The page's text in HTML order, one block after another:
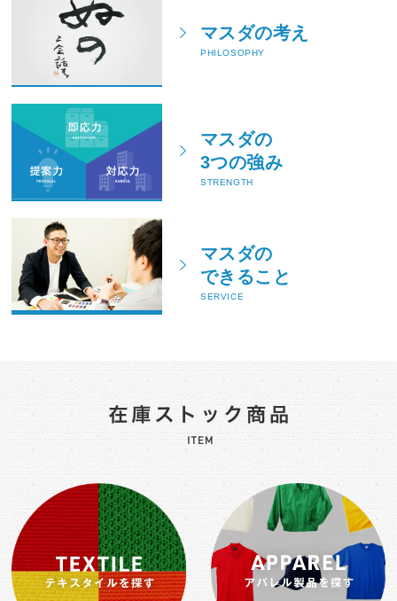
マスダの考え
PHILOSOPHY
マスダの
3つの強み
STRENGTH
マスダの
できること
SERVICE